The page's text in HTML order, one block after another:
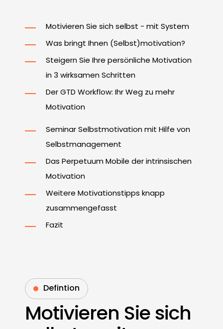
Motivieren Sie sich selbst - mit System
Was bringt Ihnen (Selbst)motivation?
Steigern Sie Ihre persönliche Motivation
in 3 wirksamen Schritten
Der GTD Workflow: Ihr Weg zu mehr
Motivation
Seminar Selbstmotivation mit Hilfe von
Selbstmanagement
Das Perpetuum Mobile der intrinsischen
Motivation
Weitere Motivationstipps knapp
zusammengefasst
Fazit
Defintion
Motivieren Sie sich